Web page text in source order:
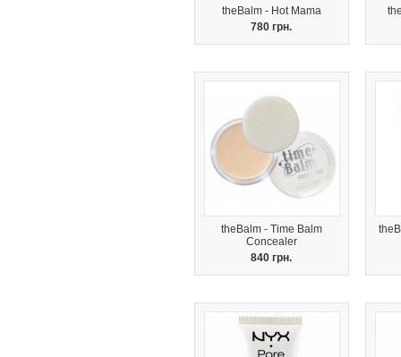
theBalm - Hot Mama
780 грн.
theBalm - Time Balm
Concealer
840 грн.